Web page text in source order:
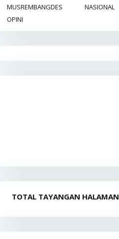
MUSREMBANGDES
NASIONAL
OPINI
TOTAL TAYANGAN HALAMAN